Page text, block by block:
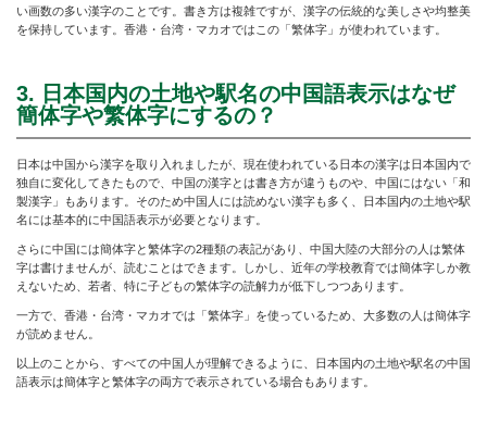
い画数の多い漢字のことです。書き方は複雑ですが、漢字の伝統的な美しさや均整美
を保持しています。香港・台湾・マカオではこの「繁体字」が使われています。
3. 日本国内の土地や駅名の中国語表示はなぜ
簡体字や繁体字にするの？
日本は中国から漢字を取り入れましたが、現在使われている日本の漢字は日本国内で
独自に変化してきたもので、中国の漢字とは書き方が違うものや、中国にはない「和
製漢字」もあります。そのため中国人には読めない漢字も多く、日本国内の土地や駅
名には基本的に中国語表示が必要となります。
さらに中国には簡体字と繁体字の2種類の表記があり、中国大陸の大部分の人は繁体
字は書けませんが、読むことはできます。しかし、近年の学校教育では簡体字しか教
えないため、若者、特に子どもの繁体字の読解力が低下しつつあります。
一方で、香港・台湾・マカオでは「繁体字」を使っているため、大多数の人は簡体字
が読めません。
以上のことから、すべての中国人が理解できるように、日本国内の土地や駅名の中国
語表示は簡体字と繁体字の両方で表示されている場合もあります。